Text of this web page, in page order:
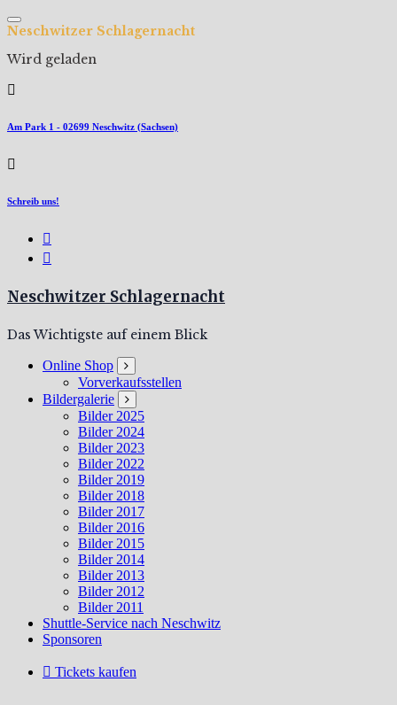
Zum
Inhalt
Neschwitzer Schlagernacht
Wird geladen
Am Park 1 - 02699 Neschwitz (Sachsen)
Schreib uns!
Neschwitzer Schlagernacht
Das Wichtigste auf einem Blick
Online Shop
Vorverkaufsstellen
Bildergalerie
Bilder 2025
Bilder 2024
Bilder 2023
Bilder 2022
Bilder 2019
Bilder 2018
Bilder 2017
Bilder 2016
Bilder 2015
Bilder 2014
Bilder 2013
Bilder 2012
Bilder 2011
Shuttle-Service nach Neschwitz
Sponsoren
Tickets kaufen